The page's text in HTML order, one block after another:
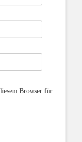
Browser für